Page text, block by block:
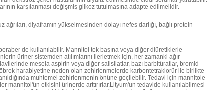
karşılanması değişmiş glikoz tutulmasına adapte edilmelidir.
diyaframın yükselmesinden dolayı nefes darlığı, bağlı protein
de kullanılabilir. Mannitol tek başına veya diğer diüretiklerle
üriner sistemden atılımlarını ilerletmek için, her zamanki ağır
mesela aspirin veya diğer salisilatlar, bazı barbitüratlar, bromid
harabiyetine neden olan zehirlenmelerde karbontetraklorür ile birlikte
muhtemel zehirlenmenin önüne geçilebilir. Tedavi için mannitole
mannitol'ün etkisini ürinerde arttırırlar.Lityum'un tedavide kullanılabilmesi